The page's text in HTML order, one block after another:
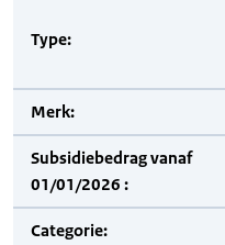
Type:
Merk:
Subsidiebedrag vanaf
01/01/2026 :
Categorie: